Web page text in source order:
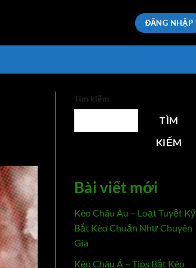
ĐĂNG NHẬP
Tìm kiếm
TÌM
KIẾM
Bài viết mới
Kèo Châu Âu – Loạt Tuyệt Kỹ
Bắt Kèo Chuẩn Như Chuyên
Gia
Kèo Châu Á – Tips Bắt Kèo